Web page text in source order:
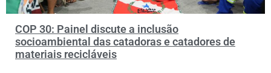
COP 30: Painel discute a inclusão
socioambiental das catadoras e catadores de
materiais recicláveis